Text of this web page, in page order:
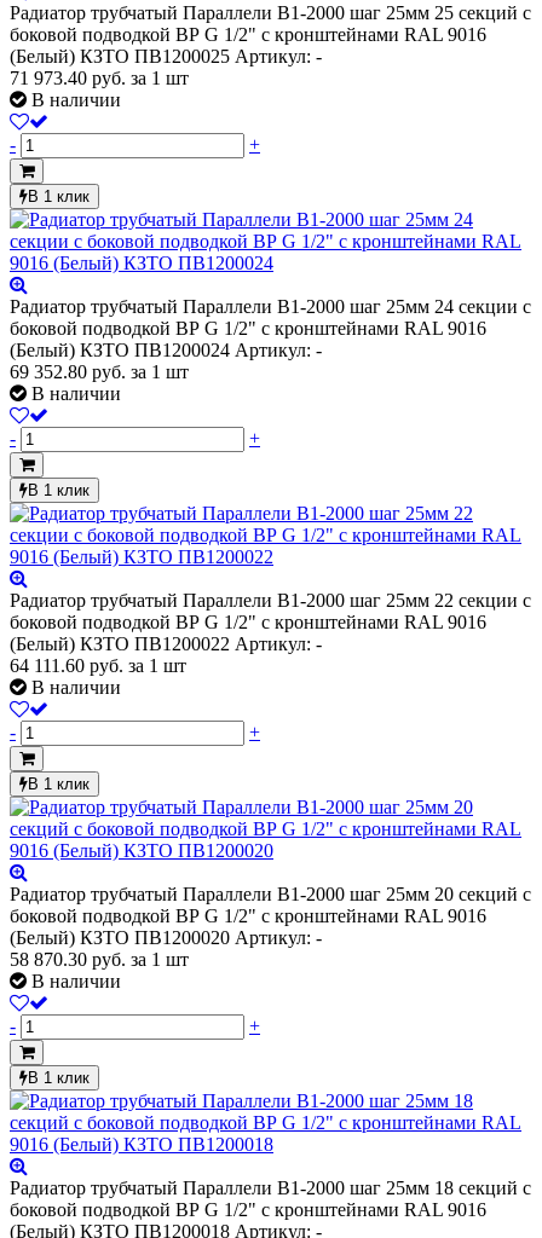
Радиатор трубчатый Параллели В1-2000 шаг 25мм 25 секций с
боковой подводкой ВР G 1/2" с кронштейнами RAL 9016
(Белый) КЗТО ПВ1200025 Артикул: -
71 973.40 руб. за 1 шт
В наличии
- +
В 1 клик
Радиатор трубчатый Параллели В1-2000 шаг 25мм 24 секции с
боковой подводкой ВР G 1/2" с кронштейнами RAL 9016
(Белый) КЗТО ПВ1200024 Артикул: -
69 352.80 руб. за 1 шт
В наличии
- +
В 1 клик
Радиатор трубчатый Параллели В1-2000 шаг 25мм 22 секции с
боковой подводкой ВР G 1/2" с кронштейнами RAL 9016
(Белый) КЗТО ПВ1200022 Артикул: -
64 111.60 руб. за 1 шт
В наличии
- +
В 1 клик
Радиатор трубчатый Параллели В1-2000 шаг 25мм 20 секций с
боковой подводкой ВР G 1/2" с кронштейнами RAL 9016
(Белый) КЗТО ПВ1200020 Артикул: -
58 870.30 руб. за 1 шт
В наличии
- +
В 1 клик
Радиатор трубчатый Параллели В1-2000 шаг 25мм 18 секций с
боковой подводкой ВР G 1/2" с кронштейнами RAL 9016
(Белый) КЗТО ПВ1200018 Артикул: -